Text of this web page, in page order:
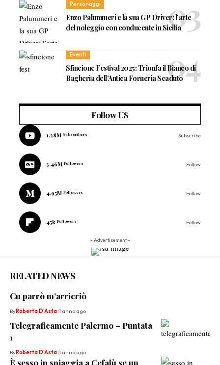
Personaggi
Enzo Palummeri e la sua GP Driver: l’arte
del noleggio con conducente in Sicilia
Eventi
Sfincione Festival 2025: Trionfa il Bianco di
Bagheria dell’Antica Forneria Scaduto
Follow US
1.28M Subscribers Subscribe
3.46M Followers Follow
4.95M Followers Follow
45k Followers Follow
- Advertisement -
RELATED NEWS
Cu parrò m’arricriò
ByRoberta D'Asta 1 anno ago
Telegraficamente Palermo – Puntata
1
ByRoberta D'Asta 1 anno ago
È sesso in spiaggia a Cefalù se un